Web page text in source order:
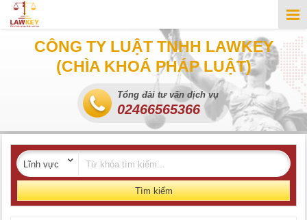
CÔNG TY LUẬT TNHH LAWKEY
(CHÌA KHOÁ PHÁP LUẬT)
Tổng đài tư vấn dịch vụ
02466565366
Tìm kiếm